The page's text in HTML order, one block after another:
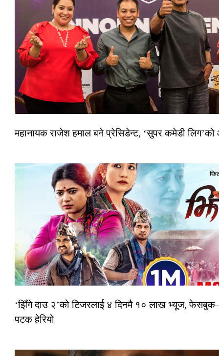
महानायक राजेश हमाल बने प्रेसिडेन्ट, ‘सुपर कमेडी लिग’को
‘झिँगे दाउ २’को टिजरलाई ४ दिनमै १० लाख भ्यूज,
पटक हेरियो